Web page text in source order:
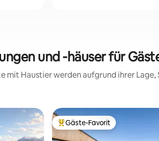
und -häuser für
mit Haustier werden aufgrund ihrer
Beliebter Gäste-Favorit.
Gäste-Favorit